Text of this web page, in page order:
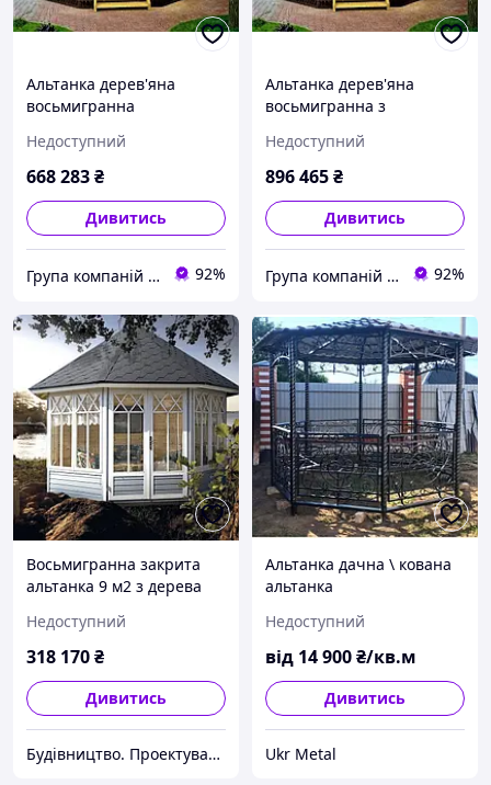
Альтанка дерев'яна
восьмигранна
Недоступний
668 283₴
Дивитись
Група компаній "Промконтракт ЛТД" 92%
Альтанка дерев'яна
восьмигранна з
м2
Недоступний
896 465₴
Дивитись
Група компаній "Промконтракт ЛТД" 92%
Восьмигранна закрита
альтанка 9 м2 з дерева
Wood Gazebo 017
Недоступний
318 170₴
Дивитись
Будівництво. Проектування. Комплектація
Альтанка дачна \ кована
альтанка
Недоступний
від 14 900₴/кв.м
Дивитись
Ukr Metal